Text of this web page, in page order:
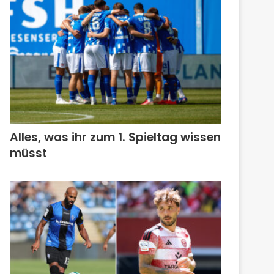
Alles, was ihr zum 1. Spieltag wissen
müsst